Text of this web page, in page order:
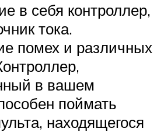
в себя контроллер,
тока.
помех и различных
в вашем
поймать
находящегося